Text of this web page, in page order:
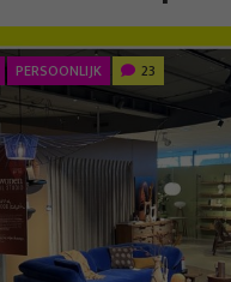
PERSOONLIJK 23